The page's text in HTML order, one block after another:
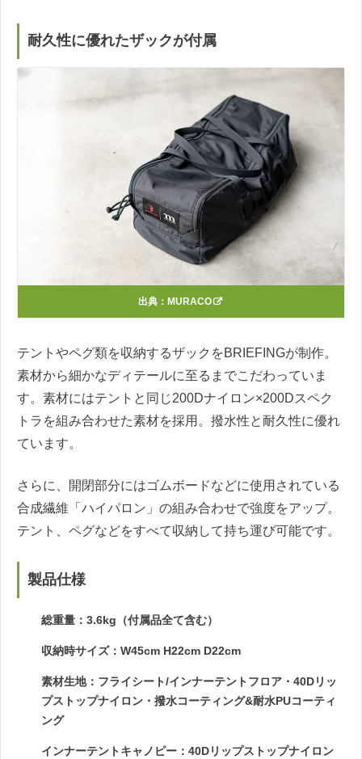
耐久性に優れたザックが付属
出典： MURACO
テントやペグ類を収納するザックをBRIEFINGが制作。
素材から細かなディテールに至るまでこだわっていま
す。素材にはテントと同じ200Dナイロン×200Dスペク
トラを組み合わせた素材を採用。撥水性と耐久性に優れ
ています。
さらに、開閉部分にはゴムボードなどに使用されている
合成繊維「ハイパロン」の組み合わせで強度をアップ。
テント、ペグなどをすべて収納して持ち運び可能です。
製品仕様
総重量：3.6kg（付属品全て含む）
収納時サイズ：W45cm H22cm D22cm
素材生地：フライシート/インナーテントフロア・40Dリッ
プストップナイロン・撥水コーティング&耐水PUコーティ
ング
インナーテントキャノピー：40Dリップストップナイロン